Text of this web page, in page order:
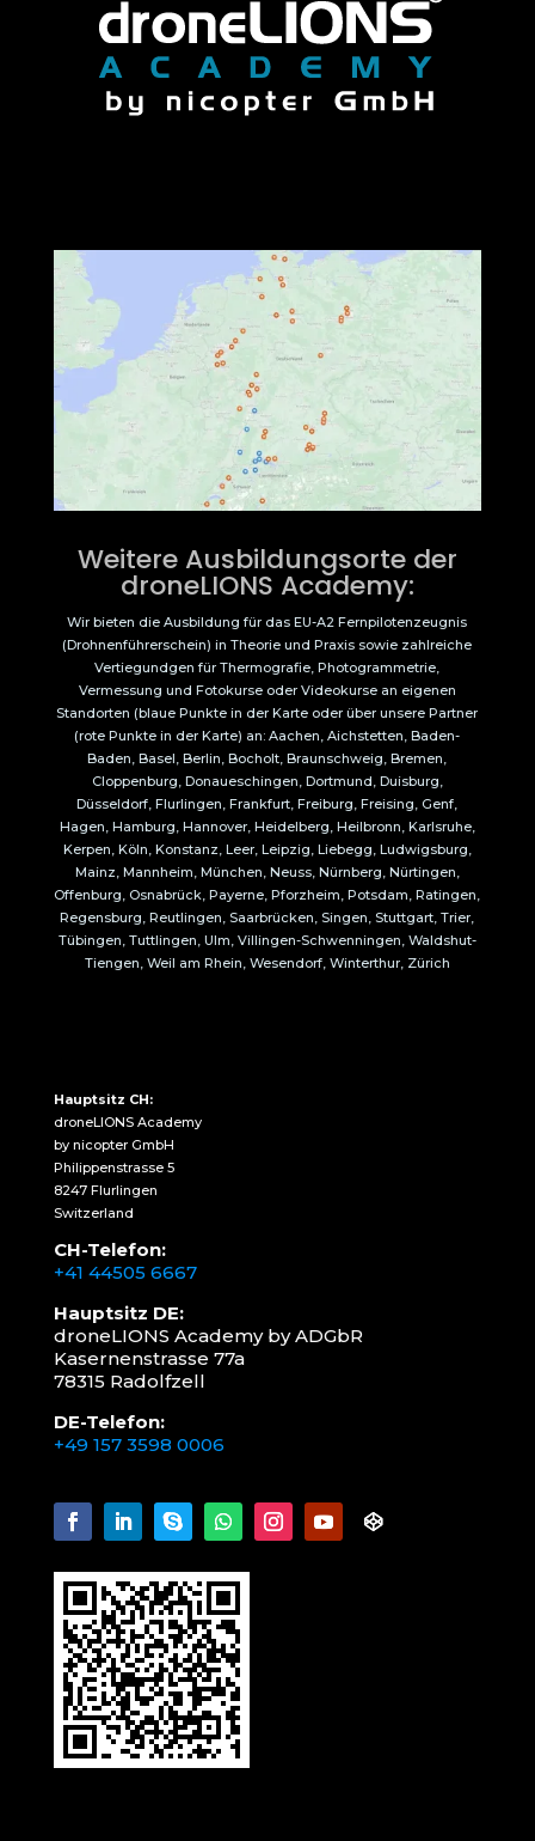
Weitere Ausbildungsorte der
droneLIONS Academy:
Wir bieten die Ausbildung für das EU-A2 Fernpilotenzeugnis
(Drohnenführerschein) in Theorie und Praxis sowie zahlreiche
Vertiegundgen für Thermografie, Photogrammetrie,
Vermessung und Fotokurse oder Videokurse an eigenen
Standorten (blaue Punkte in der Karte oder über unsere Partner
(rote Punkte in der Karte) an: Aachen, Aichstetten, Baden-
Baden, Basel, Berlin, Bocholt, Braunschweig, Bremen,
Cloppenburg, Donaueschingen, Dortmund, Duisburg,
Düsseldorf, Flurlingen, Frankfurt, Freiburg, Freising, Genf,
Hagen, Hamburg, Hannover, Heidelberg, Heilbronn, Karlsruhe,
Kerpen, Köln, Konstanz, Leer, Leipzig, Liebegg, Ludwigsburg,
Mainz, Mannheim, München, Neuss, Nürnberg, Nürtingen,
Offenburg, Osnabrück, Payerne, Pforzheim, Potsdam, Ratingen,
Regensburg, Reutlingen, Saarbrücken, Singen, Stuttgart, Trier,
Tübingen, Tuttlingen, Ulm, Villingen-Schwenningen, Waldshut-
Tiengen, Weil am Rhein, Wesendorf, Winterthur, Zürich
Hauptsitz CH:
droneLIONS Academy
by nicopter GmbH
Philippenstrasse 5
8247 Flurlingen
Switzerland
CH-Telefon:
+41 44505 6667
Hauptsitz DE:
droneLIONS Academy by ADGbR
Kasernenstrasse 77a
78315 Radolfzell
DE-Telefon:
+49 157 3598 0006